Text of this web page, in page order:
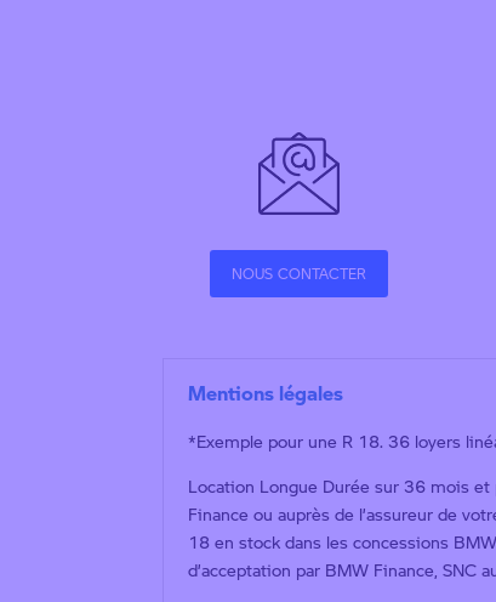
NOUS CONTACTER
Mentions légales
*Exemple pour une R 18. 36 loyers
Location Longue Durée sur 36 mois
Finance ou auprès de l’assureur de
18 en stock dans les concessions
d’acceptation par BMW Finance,